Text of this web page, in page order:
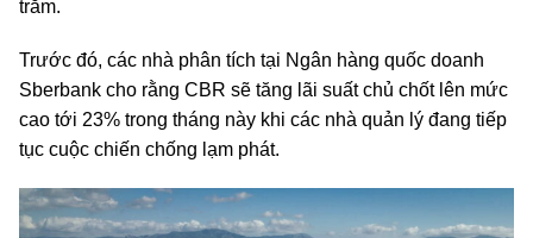
trăm.
Trước đó, các nhà phân tích tại Ngân hàng quốc doanh
Sberbank cho rằng CBR sẽ tăng lãi suất chủ chốt lên mức
cao tới 23% trong tháng này khi các nhà quản lý đang tiếp
tục cuộc chiến chống lạm phát.